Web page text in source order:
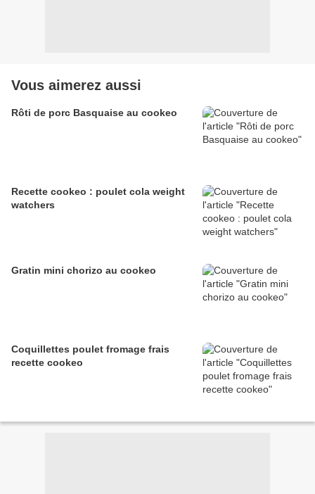
Vous aimerez aussi
Rôti de porc Basquaise au cookeo
Recette cookeo : poulet cola weight
watchers
Gratin mini chorizo au cookeo
Coquillettes poulet fromage frais
recette cookeo